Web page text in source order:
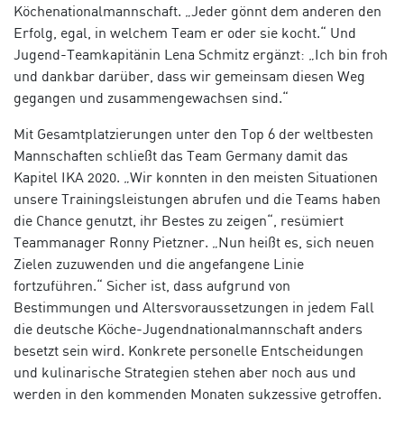
Köchenationalmannschaft. „Jeder gönnt dem anderen den
Erfolg, egal, in welchem Team er oder sie kocht.“ Und
Jugend-Teamkapitänin Lena Schmitz ergänzt: „Ich bin froh
und dankbar darüber, dass wir gemeinsam diesen Weg
gegangen und zusammengewachsen sind.“
Mit Gesamtplatzierungen unter den Top 6 der weltbesten
Mannschaften schließt das Team Germany damit das
Kapitel IKA 2020. „Wir konnten in den meisten Situationen
unsere Trainingsleistungen abrufen und die Teams haben
die Chance genutzt, ihr Bestes zu zeigen“, resümiert
Teammanager Ronny Pietzner. „Nun heißt es, sich neuen
Zielen zuzuwenden und die angefangene Linie
fortzuführen.“ Sicher ist, dass aufgrund von
Bestimmungen und Altersvoraussetzungen in jedem Fall
die deutsche Köche-Jugendnationalmannschaft anders
besetzt sein wird. Konkrete personelle Entscheidungen
und kulinarische Strategien stehen aber noch aus und
werden in den kommenden Monaten sukzessive getroffen.